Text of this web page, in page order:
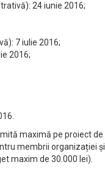
24 iunie 2016;
7 iulie 2016;
2016;
maximă pe proiect de
membrii organizației și
maxim de 30.000 lei).